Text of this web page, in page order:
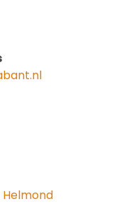
Helmond